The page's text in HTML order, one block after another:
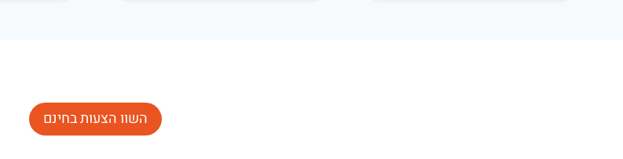
השוו הצעות בחינם